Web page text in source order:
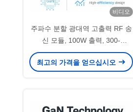
비디오
주파수 분할 광대역 고출력 RF 송
신 모듈, 100W 출력, 300-
6000MHz 전체 대역 커버리지, 고
정 및 이동식 배치를 위한 과열,
최고의 가격을 얻으십시오